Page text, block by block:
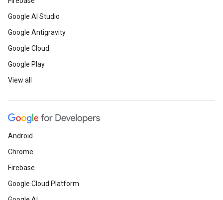
Google AI Studio
Google Antigravity
Google Cloud
Google Play
View all
Android
Chrome
Firebase
Google Cloud Platform